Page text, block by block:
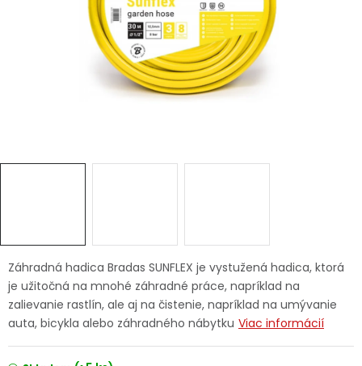
Ochranné pracovné pomôcky
Servis náradia Hodnotenie obchodu
Doprava a platba Váš zákaznícky účet
Kontakty
Záhradná hadica Bradas SUNFLEX je vystužená hadica, ktorá
je užitočná na mnohé záhradné práce, napríklad na
zalievanie rastlín, ale aj na čistenie, napríklad na umývanie
auta, bicykla alebo záhradného nábytku Viac informácií